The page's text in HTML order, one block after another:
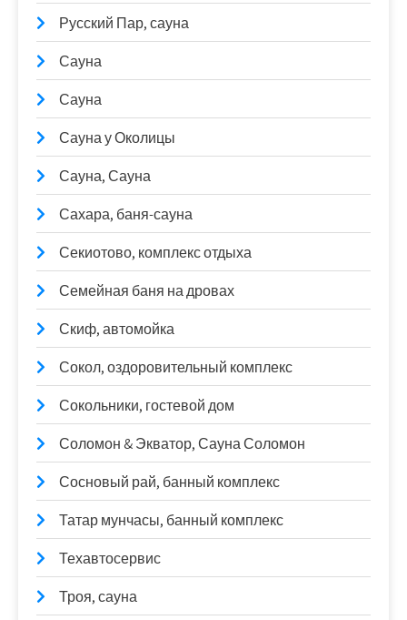
Русский Пар, сауна
Сауна
Сауна
Сауна у Околицы
Сауна, Сауна
Сахара, баня-сауна
Секиотово, комплекс отдыха
Семейная баня на дровах
Скиф, автомойка
Сокол, оздоровительный комплекс
Сокольники, гостевой дом
Соломон & Экватор, Сауна Соломон
Сосновый рай, банный комплекс
Татар мунчасы, банный комплекс
Техавтосервис
Троя, сауна